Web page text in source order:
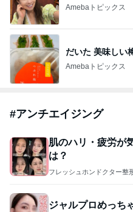
Amebaトピックス
だいた 美味しい
Amebaトピックス
#アンチエイジング
肌のハリ・疲労が
は？
フレッシュホンドクター整
ジャルプロめっち